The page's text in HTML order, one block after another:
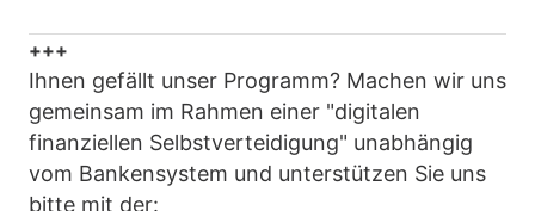
+++
Ihnen gefällt unser Programm? Machen wir uns
gemeinsam im Rahmen einer "digitalen
finanziellen Selbstverteidigung" unabhängig
vom Bankensystem und unterstützen Sie uns
bitte mit der: